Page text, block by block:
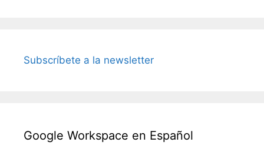
Subscríbete a la newsletter
Google Workspace en Español